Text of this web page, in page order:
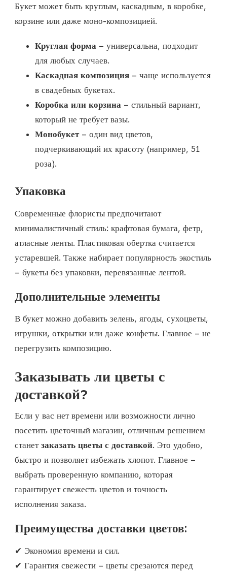
Букет может быть круглым, каскадным, в коробке,
корзине или даже моно-композицией.
Круглая форма – универсальна, подходит
для любых случаев.
Каскадная композиция – чаще используется
в свадебных букетах.
Коробка или корзина – стильный вариант,
который не требует вазы.
Монобукет– один вид цветов,
подчеркивающий их красоту (например, 51
роза).
Упаковка
Современные флористы предпочитают
минималистичный стиль: крафтовая бумага, фетр,
атласные ленты. Пластиковая обертка считается
устаревшей. Также набирает популярность экостиль
– букеты без упаковки, перевязанные лентой.
Дополнительные элементы
В букет можно добавить зелень, ягоды, сухоцветы,
игрушки, открытки или даже конфеты. Главное – не
перегрузить композицию.
Заказывать ли цветы с
доставкой?
Если у вас нет времени или возможности лично
посетить цветочный магазин, отличным решением
станет заказать цветы с доставкой. Это удобно,
быстро и позволяет избежать хлопот. Главное –
выбрать проверенную компанию, которая
гарантирует свежесть цветов и точность
исполнения заказа.
Преимущества доставки цветов:
✔ Экономия времени и сил.
✔ Гарантия свежести – цветы срезаются перед